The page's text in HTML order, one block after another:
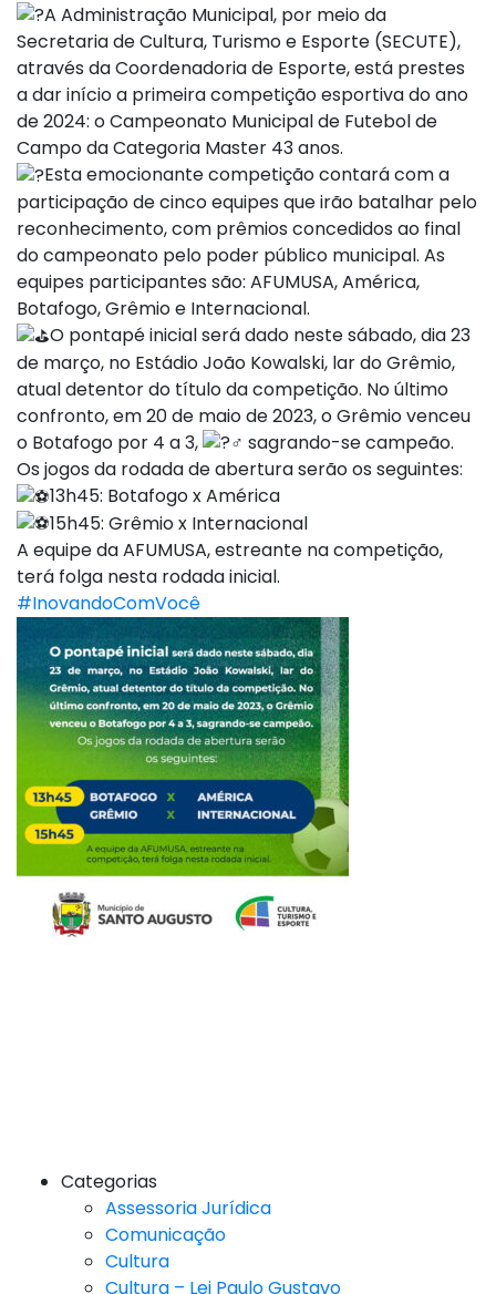
A Administração Municipal, por meio da
Secretaria de Cultura, Turismo e Esporte (SECUTE),
através da Coordenadoria de Esporte, está prestes
a dar início a primeira competição esportiva do ano
de 2024: o Campeonato Municipal de Futebol de
Campo da Categoria Master 43 anos.
Esta emocionante competição contará com a
participação de cinco equipes que irão batalhar pelo
reconhecimento, com prêmios concedidos ao final
do campeonato pelo poder público municipal. As
equipes participantes são: AFUMUSA, América,
Botafogo, Grêmio e Internacional.
O pontapé inicial será dado neste sábado, dia 23
de março, no Estádio João Kowalski, lar do Grêmio,
atual detentor do título da competição. No último
confronto, em 20 de maio de 2023, o Grêmio venceu
o Botafogo por 4 a 3,
sagrando-se campeão.
Os jogos da rodada de abertura serão os seguintes:
13h45: Botafogo x América
15h45: Grêmio x Internacional
A equipe da AFUMUSA, estreante na competição,
terá folga nesta rodada inicial.
#InovandoComVocê
Categorias
Assessoria Jurídica
Comunicação
Cultura
Cultura – Lei Paulo Gustavo